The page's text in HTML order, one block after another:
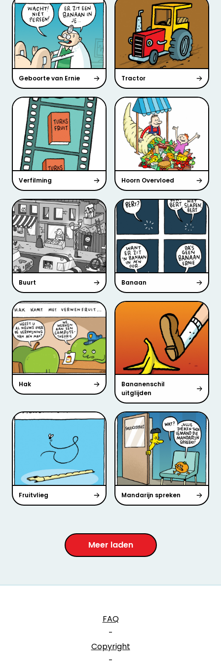
Geboorte van Ernie Tractor
Verfilming Hoorn Overvloed
Buurt Banaan
Hak
Bananenschil
uitglijden
Fruitvlieg Mandarijn spreken
Meer laden
FAQ
-
Copyright
-